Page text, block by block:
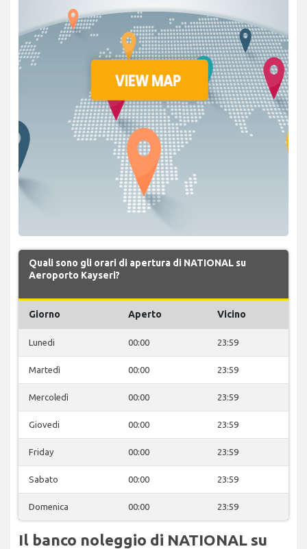
Quali sono gli orari di apertura di NATIONAL su
Aeroporto Kayseri?
Giorno Aperto Vicino
Lunedi 00:00 23:59
Martedì 00:00 23:59
Mercoledì 00:00 23:59
Giovedi 00:00 23:59
Friday 00:00 23:59
Sabato 00:00 23:59
Domenica 00:00 23:59
Il banco noleggio di NATIONAL su